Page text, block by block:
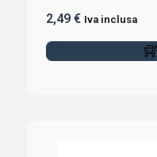
2,49 € Iva inclusa